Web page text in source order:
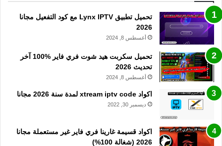
تحميل تطبيق Lynx IPTV مع كود التفعيل مجانا
2026
أغسطس 8, 2024
تحميل سكربت هيد شوت فري فاير %100 آخر
تحديث 2026
أغسطس 8, 2024
اكواد xtream iptv code لمدة سنة 2026 مجانا
ديسمبر 30, 2022
اكواد قسيمة غارينا فري فاير غير مستعملة مجانا
2026 (شغالة 100%)